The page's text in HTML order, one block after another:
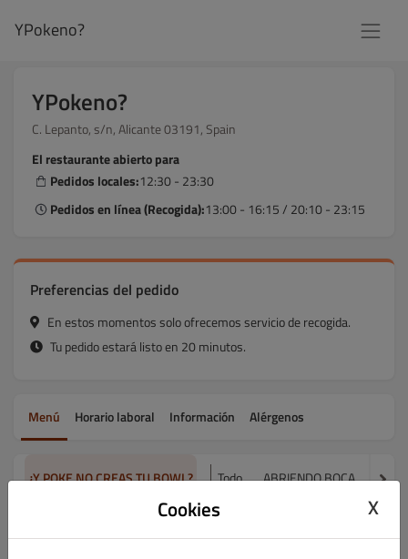
YPokeno?
YPokeno?
C. Lepanto, s/n, Alicante 03191, Spain
El restaurante abierto para
Pedidos locales:12:30 - 23:30
Pedidos en línea (Recogida):13:00 - 16:15 / 20:10 - 23:15
Preferencias del pedido
En estos momentos solo ofrecemos servicio de recogida.
Tu pedido estará listo en 20 minutos.
Menú Horario laboral Información Alérgenos
¿Y POKE NO CREAS TU BOWL? Todo ABRIENDO BOCA
¿Y POKE NO CREAS TU BOWL?
Cookies X